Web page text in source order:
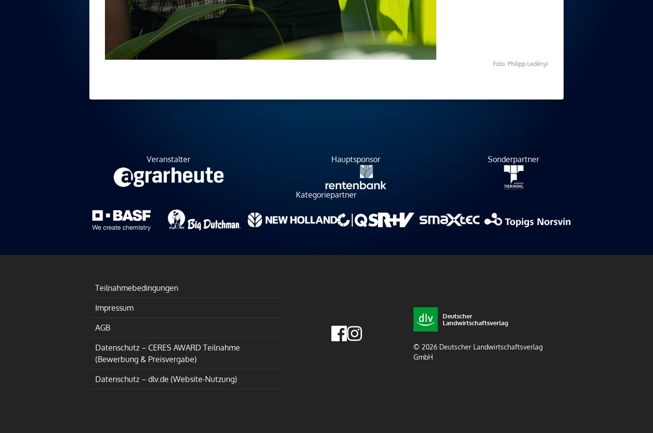
Foto: Philipp Ledényi
Veranstalter Hauptsponsor Sonderpartner
Kategoriepartner
Teilnahmebedingungen
Impressum
AGB
Datenschutz – CERES AWARD Teilnahme
(Bewerbung & Preisvergabe)
Datenschutz – dlv.de (Website-Nutzung)
Deutscher
Landwirtschaftsverlag
© 2026 Deutscher Landwirtschaftsverlag
GmbH